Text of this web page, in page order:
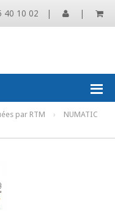
40 10 02 | |
par RTM ›
NUMATIC